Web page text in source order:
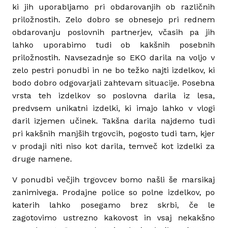
ki jih uporabljamo pri obdarovanjih ob različnih
priložnostih. Zelo dobro se obnesejo pri rednem
obdarovanju poslovnih partnerjev, včasih pa jih
lahko uporabimo tudi ob kakšnih posebnih
priložnostih. Navsezadnje so EKO darila na voljo v
zelo pestri ponudbi in ne bo težko najti izdelkov, ki
bodo dobro odgovarjali zahtevam situacije. Posebna
vrsta teh izdelkov so poslovna darila iz lesa,
predvsem unikatni izdelki, ki imajo lahko v vlogi
daril izjemen učinek. Takšna darila najdemo tudi
pri kakšnih manjših trgovcih, pogosto tudi tam, kjer
v prodaji niti niso kot darila, temveč kot izdelki za
druge namene.
V ponudbi večjih trgovcev bomo našli še marsikaj
zanimivega. Prodajne police so polne izdelkov, po
katerih lahko posegamo brez skrbi, če le
zagotovimo ustrezno kakovost in vsaj nekakšno